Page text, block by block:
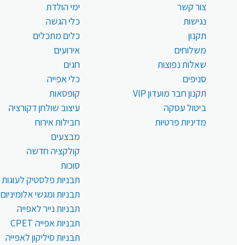
צור קשר
נגישות
תקנון
משלוחים
שאלות נפוצות
סניפים
תקנון חבר מועדון VIP
ביטול עסקה
מדיניות פרטיות
ימי הולדת
כלי הגשה
כלים מתכלים
אירועים
חגים
כלי אפייה
קופסאות
עיצוב שולחן דקורציה
חבילות אירוח
מבצעים
קולקציה חדשה
סוכות
תבניות פלסטיק לעוגות
תבניות ומגשי אלומיניום
תבניות נייר לאפייה
תבניות אפייה CPET
תבניות סיליקון לאפייה